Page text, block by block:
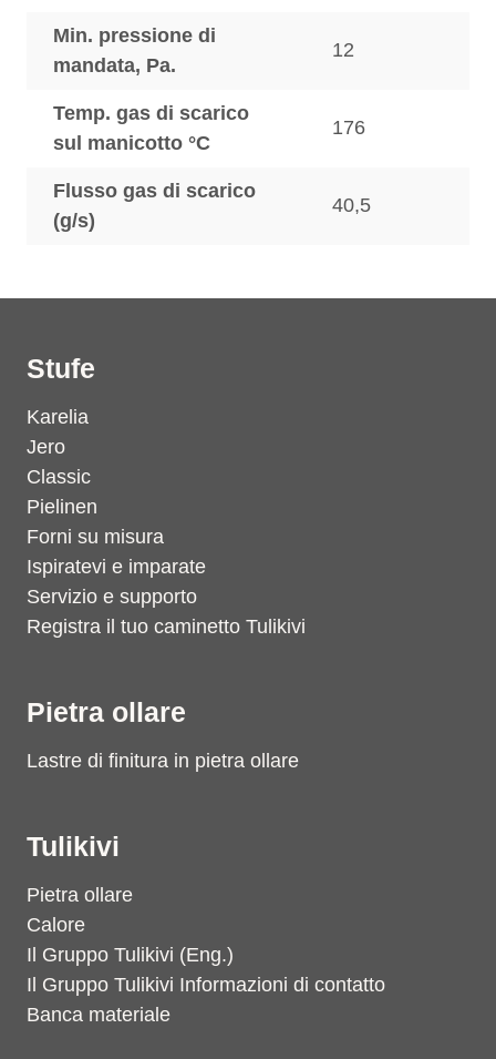
Min. pressione di
mandata, Pa.
12
Temp. gas di scarico
sul manicotto °C
176
Flusso gas di scarico
(g/s)
40,5
Stufe
Karelia
Jero
Classic
Pielinen
Forni su misura
Ispiratevi e imparate
Servizio e supporto
Registra il tuo caminetto Tulikivi
Pietra ollare
Lastre di finitura in pietra ollare
Tulikivi
Pietra ollare
Calore
Il Gruppo Tulikivi (Eng.)
Il Gruppo Tulikivi Informazioni di contatto
Banca materiale